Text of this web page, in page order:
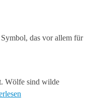
das vor allem für
Wölfe sind wilde